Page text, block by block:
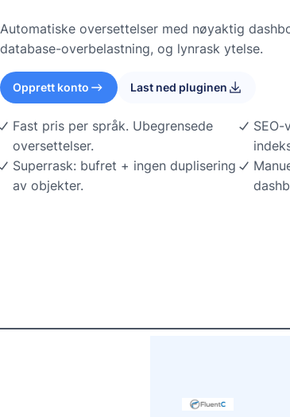
Automatiske oversettelser med nøyaktig
database-overbelastning, og lynrask ytelse.
Opprett konto Last ned pluginen
Fast pris per språk. Ubegrensede
oversettelser.
Superrask: bufret + ingen duplisering
av objekter.